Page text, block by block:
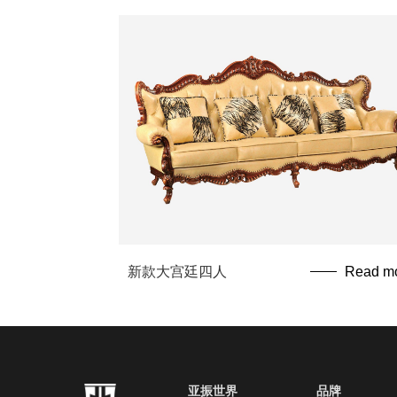
新款大宫廷四人 Read
亚振世界 品牌